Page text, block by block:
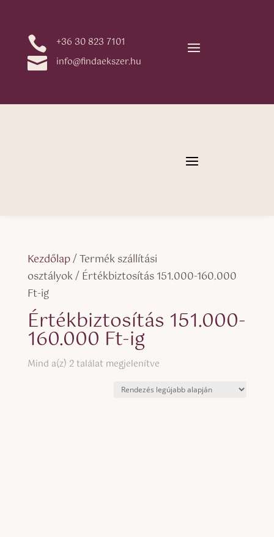
 +36 30 823 7101
 info@findaekszer.hu
Kezdőlap/ Termék szállítási
osztályok / Értékbiztosítás 151.000-160.000
Ft-ig
Értékbiztosítás 151.000-
160.000 Ft-ig
Mind a(z) 2 találat megjelenítveSorted
latest